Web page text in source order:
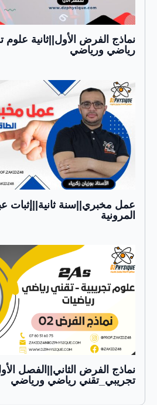
نماذج الفرض الأول||ثانية علوم
رياضي ورياضي
عمل مخبري||سنة ثانية||إثبات
المرونية
نماذج الفرض الثاني||الفصل
تجريبي_تقني رياضي ورياضي